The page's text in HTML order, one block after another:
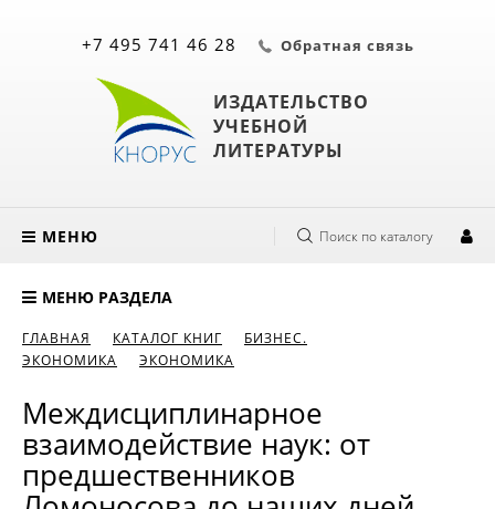
ИЗДАТЕЛЬСТВО
УЧЕБНОЙ
ЛИТЕРАТУРЫ
+7 495 741 46 28 Обратная связь
МЕНЮ Поиск по каталогу
МЕНЮ РАЗДЕЛА
ГЛАВНАЯ КАТАЛОГ КНИГ
БИЗНЕС.
ЭКОНОМИКА
ЭКОНОМИКА
Междисциплинарное
взаимодействие наук: от
предшественников